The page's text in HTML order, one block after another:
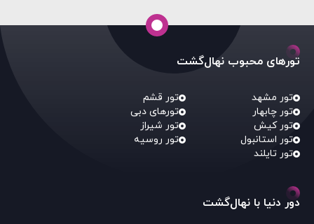
تورهای محبوب نهال‌گشت
تور مشهد
تور قشم
تور چابهار
تورهای دبی
تور کیش
تور شیراز
تور استانبول
تور روسیه
تور تایلند
دور دنیا با نهال‌گشت